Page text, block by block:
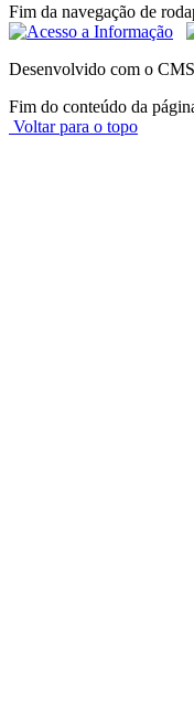
Fim da navegação de
Desenvolvido com o
Fim do conteúdo da
Voltar para o topo